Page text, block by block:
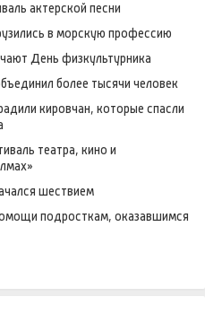
актерской песни
в морскую профессию
День физкультурника
более тысячи человек
кировчан, которые спасли
театра, кино и
шествием
подросткам, оказавшимся